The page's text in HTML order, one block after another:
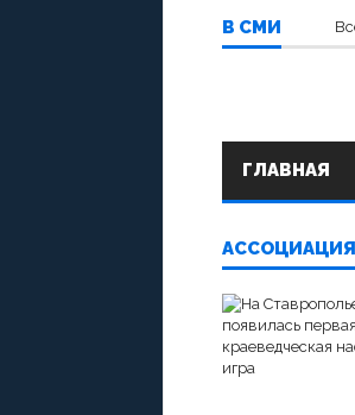
В СМИ
ГЛАВНАЯ